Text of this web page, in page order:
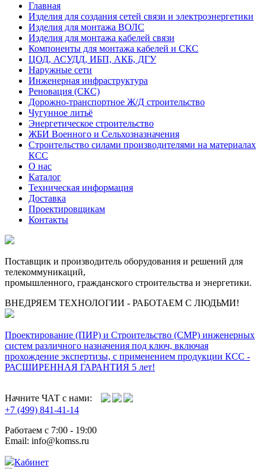
Главная
Изделия для создания сетей связи и электроэнергетики
Изделия для монтажа ВОЛС
Изделия для монтажа кабелей связи
Компоненты для монтажа кабелей и СКС
ЦОД, АСУДД, ИБП, АКБ, ДГУ
Наружные сети
Инженерная инфраструктура
Реновация (СКС)
Дорожно-транспортное Ж/Д строительство
Чугунное литьё
Энергетическое строительство
ЖБИ Военного и Сельхозназначения
Строительство силами производителями на материалах
КСС
О нас
Каталог
Техническая информация
Доставка
Проектировщикам
Контакты
Поставщик и производитель оборудования и решений для
телекоммуникаций,
промышленного, гражданского строительства и энергетики.
ВНЕДРЯЕМ ТЕХНОЛОГИИ - РАБОТАЕМ С ЛЮДЬМИ!
Проектирование (ПИР) и Cтроительство (СМР) инженерных
систем различного назначения под ключ, включая
прохождение экспертизы, с применением продукции КСС -
РАСШИРЕННАЯ ГАРАНТИЯ 5 лет!
Начните ЧАТ с нами:
+7 (499) 841-41-14
Работаем с 7:00 - 19:00
Email: info@komss.ru
Кабинет